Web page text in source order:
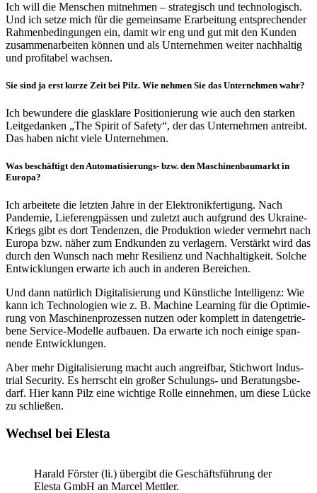
Ich will die Menschen mitnehmen – stra­te­gisch und tech­no­lo­gisch.
Und ich setze mich für die gemein­same Erar­bei­tung entspre­chender
Rahmen­be­din­gungen ein, damit wir eng und gut mit den Kunden
zusam­men­ar­beiten können und als Unter­nehmen weiter nach­haltig
und profi­tabel wachsen.
Sie sind ja erst kurze Zeit bei Pilz. Wie nehmen Sie das Unter­nehmen wahr?
Ich bewun­dere die glas­klare Posi­tio­nie­rung wie auch den starken
Leit­ge­danken „The Spirit of Safety“, der das Unter­nehmen antreibt.
Das haben nicht viele Unter­nehmen.
Was beschäf­tigt den Auto­ma­ti­sie­rungs- bzw. den Maschi­nen­bau­markt in
Europa?
Ich arbei­tete die letzten Jahre in der Elek­tronik­fer­ti­gung. Nach
Pandemie, Liefer­eng­pässen und zuletzt auch aufgrund des Ukraine-
Kriegs gibt es dort Tendenzen, die Produk­tion wieder vermehrt nach
Europa bzw. näher zum Endkunden zu verla­gern. Verstärkt wird das
durch den Wunsch nach mehr Resi­lienz und Nach­hal­tig­keit. Solche
Entwick­lungen erwarte ich auch in anderen Berei­chen.
Und dann natür­lich Digi­ta­li­sie­rung und Künst­liche Intel­li­genz: Wie
kann ich Tech­no­lo­gien wie z. B. Machine Lear­ning für die Opti­mie­
rung von Maschi­nen­pro­zessen nutzen oder komplett in daten­ge­trie­
bene Service-Modelle aufbauen. Da erwarte ich noch einige span­
nende Entwick­lungen.
Aber mehr Digi­ta­li­sie­rung macht auch angreifbar, Stich­wort Indus­
trial Security. Es herrscht ein großer Schu­lungs- und Bera­tungs­be­
darf. Hier kann Pilz eine wich­tige Rolle einnehmen, um diese Lücke
zu schließen.
Wechsel bei Elesta
Harald Förster (li.) über­gibt die Geschäfts­füh­rung der
Elesta GmbH an Marcel Mettler.